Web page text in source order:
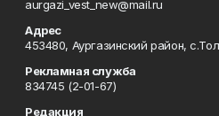
aurgazi_vest_new@mail.ru
Адрес
453480, Аургазинский район,
Рекламная служба
834745 (2-01-67)
Редакция